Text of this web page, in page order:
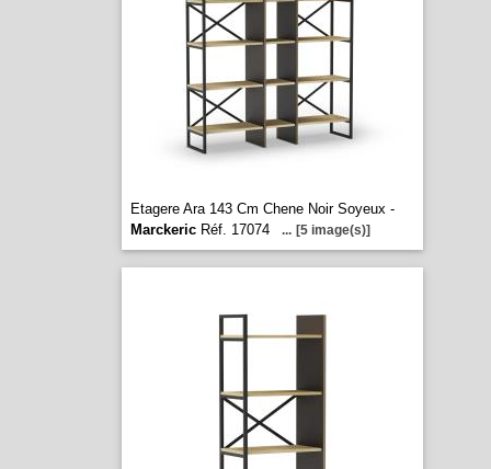
Etagere Ara 143 Cm Chene Noir Soyeux -
MarckericRéf. 17074 ... [5 image(s)]